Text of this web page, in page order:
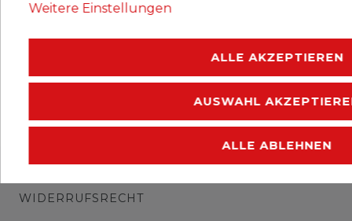
WIDERRUFSRECHT
Weitere Einstellungen
ALLE AKZEPTIEREN
AUSWAHL
ALLE ABLEHNEN